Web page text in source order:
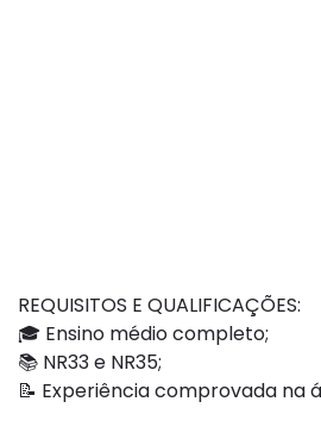
REQUISITOS E QUALIFICAÇÕES:
🎓 Ensino médio completo;
📚 NR33 e NR35;
📝 Experiência comprovada na